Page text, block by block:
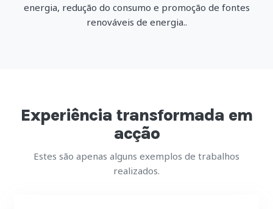
energia, redução do consumo e promoção de fontes
renováveis de energia..
Experiência transformada em
acção
Estes são apenas alguns exemplos de trabalhos
realizados.